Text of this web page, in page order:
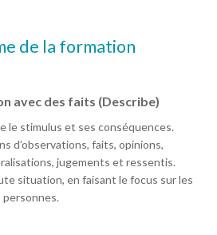
de la formation
avec des faits (Describe)
le stimulus et ses conséquences.
d’observations, faits, opinions,
jugements et ressentis.
situation, en faisant le focus sur les